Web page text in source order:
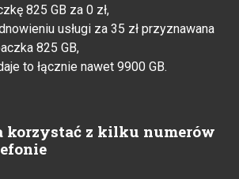
825 GB za 0 zł,
usługi za 35 zł przyznawana
825 GB,
to łącznie nawet 9900 GB.
korzystać z kilku numerów